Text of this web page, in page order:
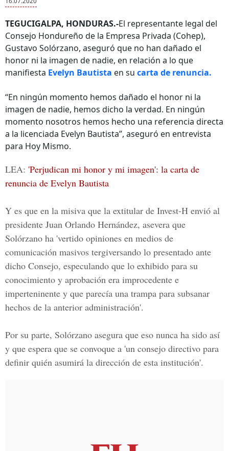
TEGUCIGALPA, HONDURAS.-El representante legal del
Consejo Hondureño de la Empresa Privada (Cohep),
Gustavo Solórzano, aseguró que no han dañado el
honor ni la imagen de nadie, en relación a lo que
manifiesta Evelyn Bautista en su carta de renuncia.
“En ningún momento hemos dañado el honor ni la
imagen de nadie, hemos dicho la verdad. En ningún
momento nosotros hemos hecho una referencia directa
a la licenciada Evelyn Bautista”, aseguró en entrevista
para Hoy Mismo.
LEA: 'Perjudican mi honor y mi imagen': la carta de
renuncia de Evelyn Bautista
Y es que en la misiva que la extitular de Invest-H envió al
presidente Juan Orlando Hernández, asevera que
Solórzano ha 'vertido opiniones en medios de
comunicación masivos tergiversando lo presentado ante
dicho Consejo, especulando que lo exhibido para su
conocimiento y aprobación era improcedente e
imperteninente y que parecía una trampa para subsanar
hechos de la anterior administración'.
Por su parte, Solórzano asegura que eso nunca ha sido así
y que espera que se convoque a 'un consejo directivo para
definir quién asumirá la dirección de esta institución'.